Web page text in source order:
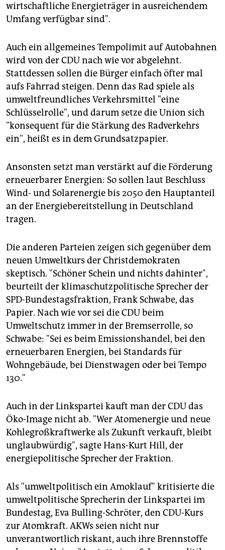
wirtschaftliche Energieträger in ausreichendem
Umfang verfügbar sind".
Auch ein allgemeines Tempolimit auf Autobahnen
wird von der CDU nach wie vor abgelehnt.
Stattdessen sollen die Bürger einfach öfter mal
aufs Fahrrad steigen. Denn das Rad spiele als
umweltfreundliches Verkehrsmittel "eine
Schlüsselrolle", und darum setze die Union sich
"konsequent für die Stärkung des Radverkehrs
ein", heißt es in dem Grundsatzpapier.
Ansonsten setzt man verstärkt auf die Förderung
erneuerbarer Energien: So sollen laut Beschluss
Wind- und Solarenergie bis 2050 den Hauptanteil
an der Energiebereitstellung in Deutschland
tragen.
Die anderen Parteien zeigen sich gegenüber dem
neuen Umweltkurs der Christdemokraten
skeptisch. "Schöner Schein und nichts dahinter",
beurteilt der klimaschutzpolitische Sprecher der
SPD-Bundestagsfraktion, Frank Schwabe, das
Papier. Nach wie vor sei die CDU beim
Umweltschutz immer in der Bremserrolle, so
Schwabe: "Sei es beim Emissionshandel, bei den
erneuerbaren Energien, bei Standards für
Wohngebäude, bei Dienstwagen oder bei Tempo
130."
Auch in der Linkspartei kauft man der CDU das
Öko-Image nicht ab. "Wer Atomenergie und neue
Kohlegroßkraftwerke als Zukunft verkauft, bleibt
unglaubwürdig", sagte Hans-Kurt Hill, der
energiepolitische Sprecher der Fraktion.
Als "umweltpolitisch ein Amoklauf" kritisierte die
umweltpolitische Sprecherin der Linkspartei im
Bundestag, Eva Bulling-Schröter, den CDU-Kurs
zur Atomkraft. AKWs seien nicht nur
unverantwortlich riskant, auch ihre Brennstoffe